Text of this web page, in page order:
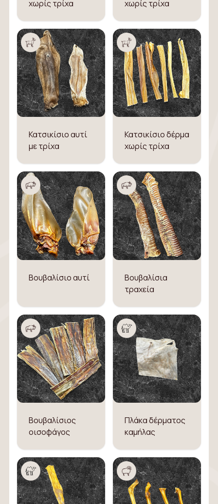
χωρίς τρίχα χωρίς τρίχα
Κατσικίσιο αυτί
με τρίχα
Κατσικίσιο δέρμα
χωρίς τρίχα
Βουβαλίσιο αυτί
Βουβαλίσια
τραχεία
Βουβαλίσιος
οισοφάγος
Πλάκα δέρματος
καμήλας